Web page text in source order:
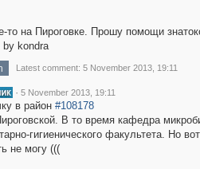
то на Пироговке. Прошу помощи
by kondra
Latest comment: 5 November 2013, 19:11
· 5 November 2013, 19:11
в район #108178
В то время кафедра
гигиенического факультета. Но
не могу (((